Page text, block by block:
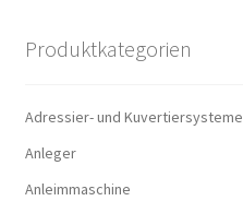
Produktkategorien
Adressier- und Kuvertiersysteme
Anleger
Anleimmaschine